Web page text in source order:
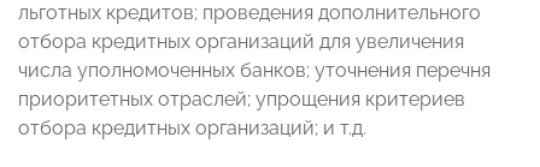
льготных кредитов; проведения дополнительного
отбора кредитных организаций для увеличения
числа уполномоченных банков; уточнения перечня
приоритетных отраслей; упрощения критериев
отбора кредитных организаций; и т.д.